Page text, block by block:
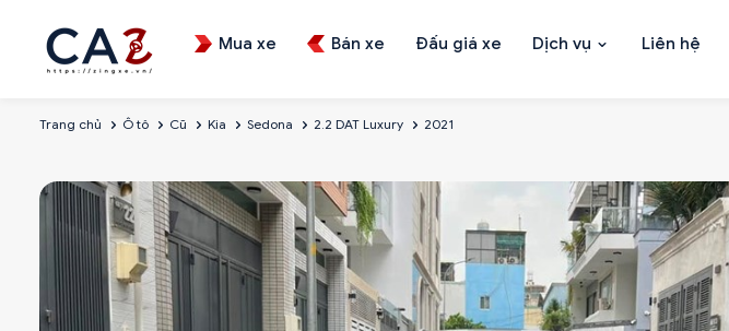
Mua xe Bán xe Đấu giá xe Dịch vụ Liên hệ
Trang chủ Ô tô Cũ Kia Sedona 2.2 DAT Luxury 2021